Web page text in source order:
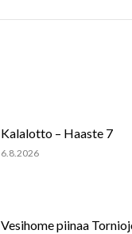
Kalalotto – Haaste 7
6.8.2026
Vesihome piinaa